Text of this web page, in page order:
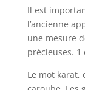
Il est
l’ancienne
une mesure
précieuses.
Le mot karat,